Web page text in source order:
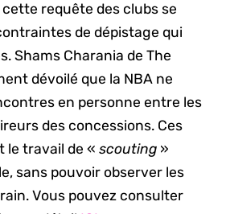
requête des clubs se
de dépistage qui
Shams Charania de The
dévoilé que la NBA ne
en personne entre les
des concessions. Ces
le travail de «scouting »
sans pouvoir observer les
Vous pouvez consulter